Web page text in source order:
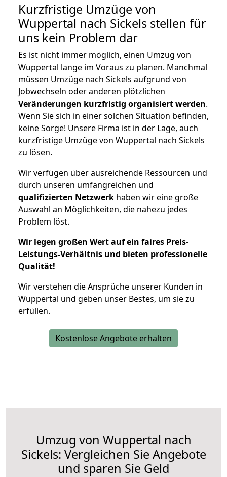
Kurzfristige Umzüge von
Wuppertal nach Sickels stellen für
uns kein Problem dar
Es ist nicht immer möglich, einen Umzug von
Wuppertal lange im Voraus zu planen. Manchmal
müssen Umzüge nach Sickels aufgrund von
Jobwechseln oder anderen plötzlichen
Veränderungen kurzfristig organisiert werden.
Wenn Sie sich in einer solchen Situation befinden,
keine Sorge! Unsere Firma ist in der Lage, auch
kurzfristige Umzüge von Wuppertal nach Sickels
zu lösen.
Wir verfügen über ausreichende Ressourcen und
durch unseren umfangreichen und
qualifizierten Netzwerk haben wir eine große
Auswahl an Möglichkeiten, die nahezu jedes
Problem löst.
Wir legen großen Wert auf ein faires Preis-
Leistungs-Verhältnis und bieten professionelle
Qualität!
Wir verstehen die Ansprüche unserer Kunden in
Wuppertal und geben unser Bestes, um sie zu
erfüllen.
Kostenlose Angebote erhalten
Umzug von Wuppertal nach
Sickels: Vergleichen Sie Angebote
und sparen Sie Geld